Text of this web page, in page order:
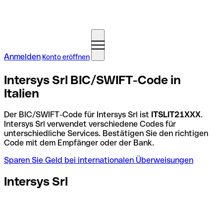
Anmelden Konto eröffnen
Intersys Srl BIC/SWIFT-Code in
Italien
Der BIC/SWIFT-Code für Intersys Srl ist ITSLIT21XXX.
Intersys Srl verwendet verschiedene Codes für
unterschiedliche Services. Bestätigen Sie den richtigen
Code mit dem Empfänger oder der Bank.
Sparen Sie Geld bei internationalen Überweisungen
Intersys Srl